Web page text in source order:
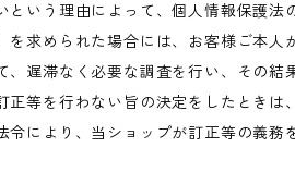
いう理由によって、個人情報保護法
求められた場合には、お客様ご本人
遅滞なく必要な調査を行い、その結
等を行わない旨の決定をしたときは
により、当ショップが訂正等の義務